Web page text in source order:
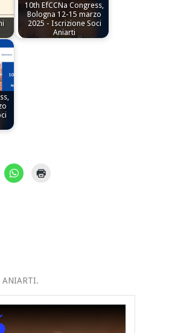
10th EfCCNa Congress,
Bologna 12-15 marzo
2025 - Iscrizione Soci
Aniarti
ANIARTI.